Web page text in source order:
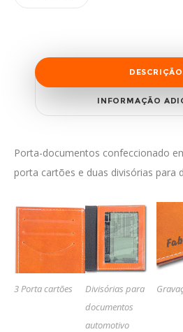
DESCRIÇÃO
INFORMAÇÃO
Porta-documentos confeccionado
porta cartões e duas divisórias para
3 Porta cartões
Divisórias para
documentos
automotivo